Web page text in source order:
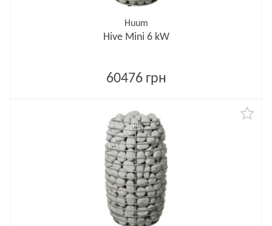
Huum
Hive Mini 6 kW
60476 грн